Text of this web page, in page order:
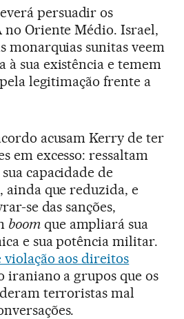
persuadir os
no Oriente Médio. Israel,
monarquias sunitas veem
à sua existência e temem
legitimação frente a
acusam Kerry de ter
em excesso: ressaltam
capacidade de
que reduzida, e
se das sanções,
boomque ampliará sua
e sua potência militar.
violação aos direitos
iraniano a grupos que os
terroristas mal